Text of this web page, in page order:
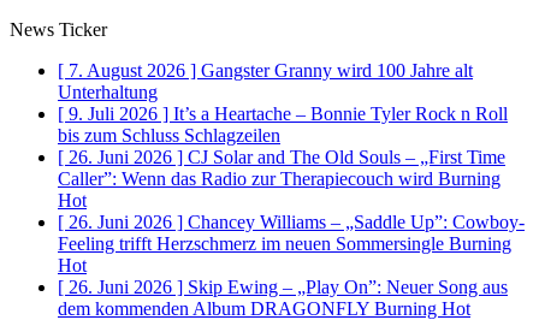
News Ticker
[ 7. August 2026 ] Gangster Granny wird 100 Jahre alt
Unterhaltung
[ 9. Juli 2026 ] It’s a Heartache – Bonnie Tyler Rock n Roll
bis zum Schluss Schlagzeilen
[ 26. Juni 2026 ] CJ Solar and The Old Souls – „First Time
Caller”: Wenn das Radio zur Therapiecouch wird Burning
Hot
[ 26. Juni 2026 ] Chancey Williams – „Saddle Up”: Cowboy-
Feeling trifft Herzschmerz im neuen Sommersingle Burning
Hot
[ 26. Juni 2026 ] Skip Ewing – „Play On”: Neuer Song aus
dem kommenden Album DRAGONFLY Burning Hot